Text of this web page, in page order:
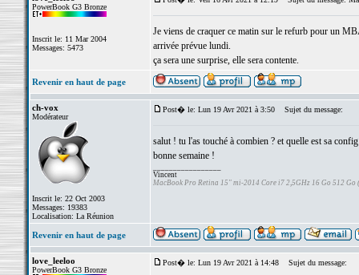
PowerBook G3 Bronze
Inscrit le: 11 Mar 2004
Messages: 5473
Je viens de craquer ce matin sur le refurb pour un
arrivée prévue lundi.
ça sera une surprise, elle sera contente.
Revenir en haut de page
ch-vox
Modérateur
Inscrit le: 22 Oct 2003
Messages: 19383
Localisation: La Réunion
Post� le: Lun 19 Avr 2021 à 3:50 Sujet du message:
salut ! tu l'as touché à combien ? et quelle est sa config
bonne semaine !
Vincent
MacBook Pro Retina 15" mi-2014 Core i7 2,5GHz 16 Go 512 Go
Revenir en haut de page
love_leeloo
PowerBook G3 Bronze
Post� le: Lun 19 Avr 2021 à 14:48 Sujet du message: